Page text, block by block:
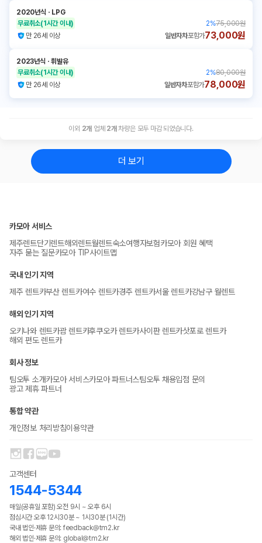
2020년식 ㆍ LPG
무료취소(1시간 이내) 2%75,000원
만 26세 이상
일반자차포함가73,000원
2023년식 ㆍ휘발유
무료취소(1시간 이내) 2%80,000원
만 26세 이상
일반자차포함가78,000원
이외 2개 업체 2개 차량은 모두 마감 되었습니다.
더 보기
카모아 서비스
제주렌트단기렌트해외렌트월렌트숙소여행자보험카모아 회원 혜택
자주 묻는 질문카모아 TIP사이트맵
국내 인기 지역
제주 렌트카부산 렌트카여수 렌트카경주 렌트카서울 렌트카강남구 월렌트
해외 인기 지역
오키나와 렌트카괌 렌트카후쿠오카 렌트카사이판 렌트카삿포로 렌트카
해외 편도 렌트카
회사 정보
팀오투 소개카모아 서비스카모아 파트너스팀오투 채용입점 문의
광고 제휴 파트너
통합 약관
개인정보 처리방침이용약관
고객센터
1544-5344
매일(공휴일 포함) 오전 9시 ~ 오후 6시
점심시간 오후 12시30분 ~ 1시30분 (1시간)
국내 법인·제휴 문의: feedback@tm2.kr
해외 법인·제휴 문의: global@tm2.kr